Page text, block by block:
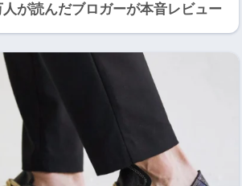
人が読んだブロガーが本音レビュー